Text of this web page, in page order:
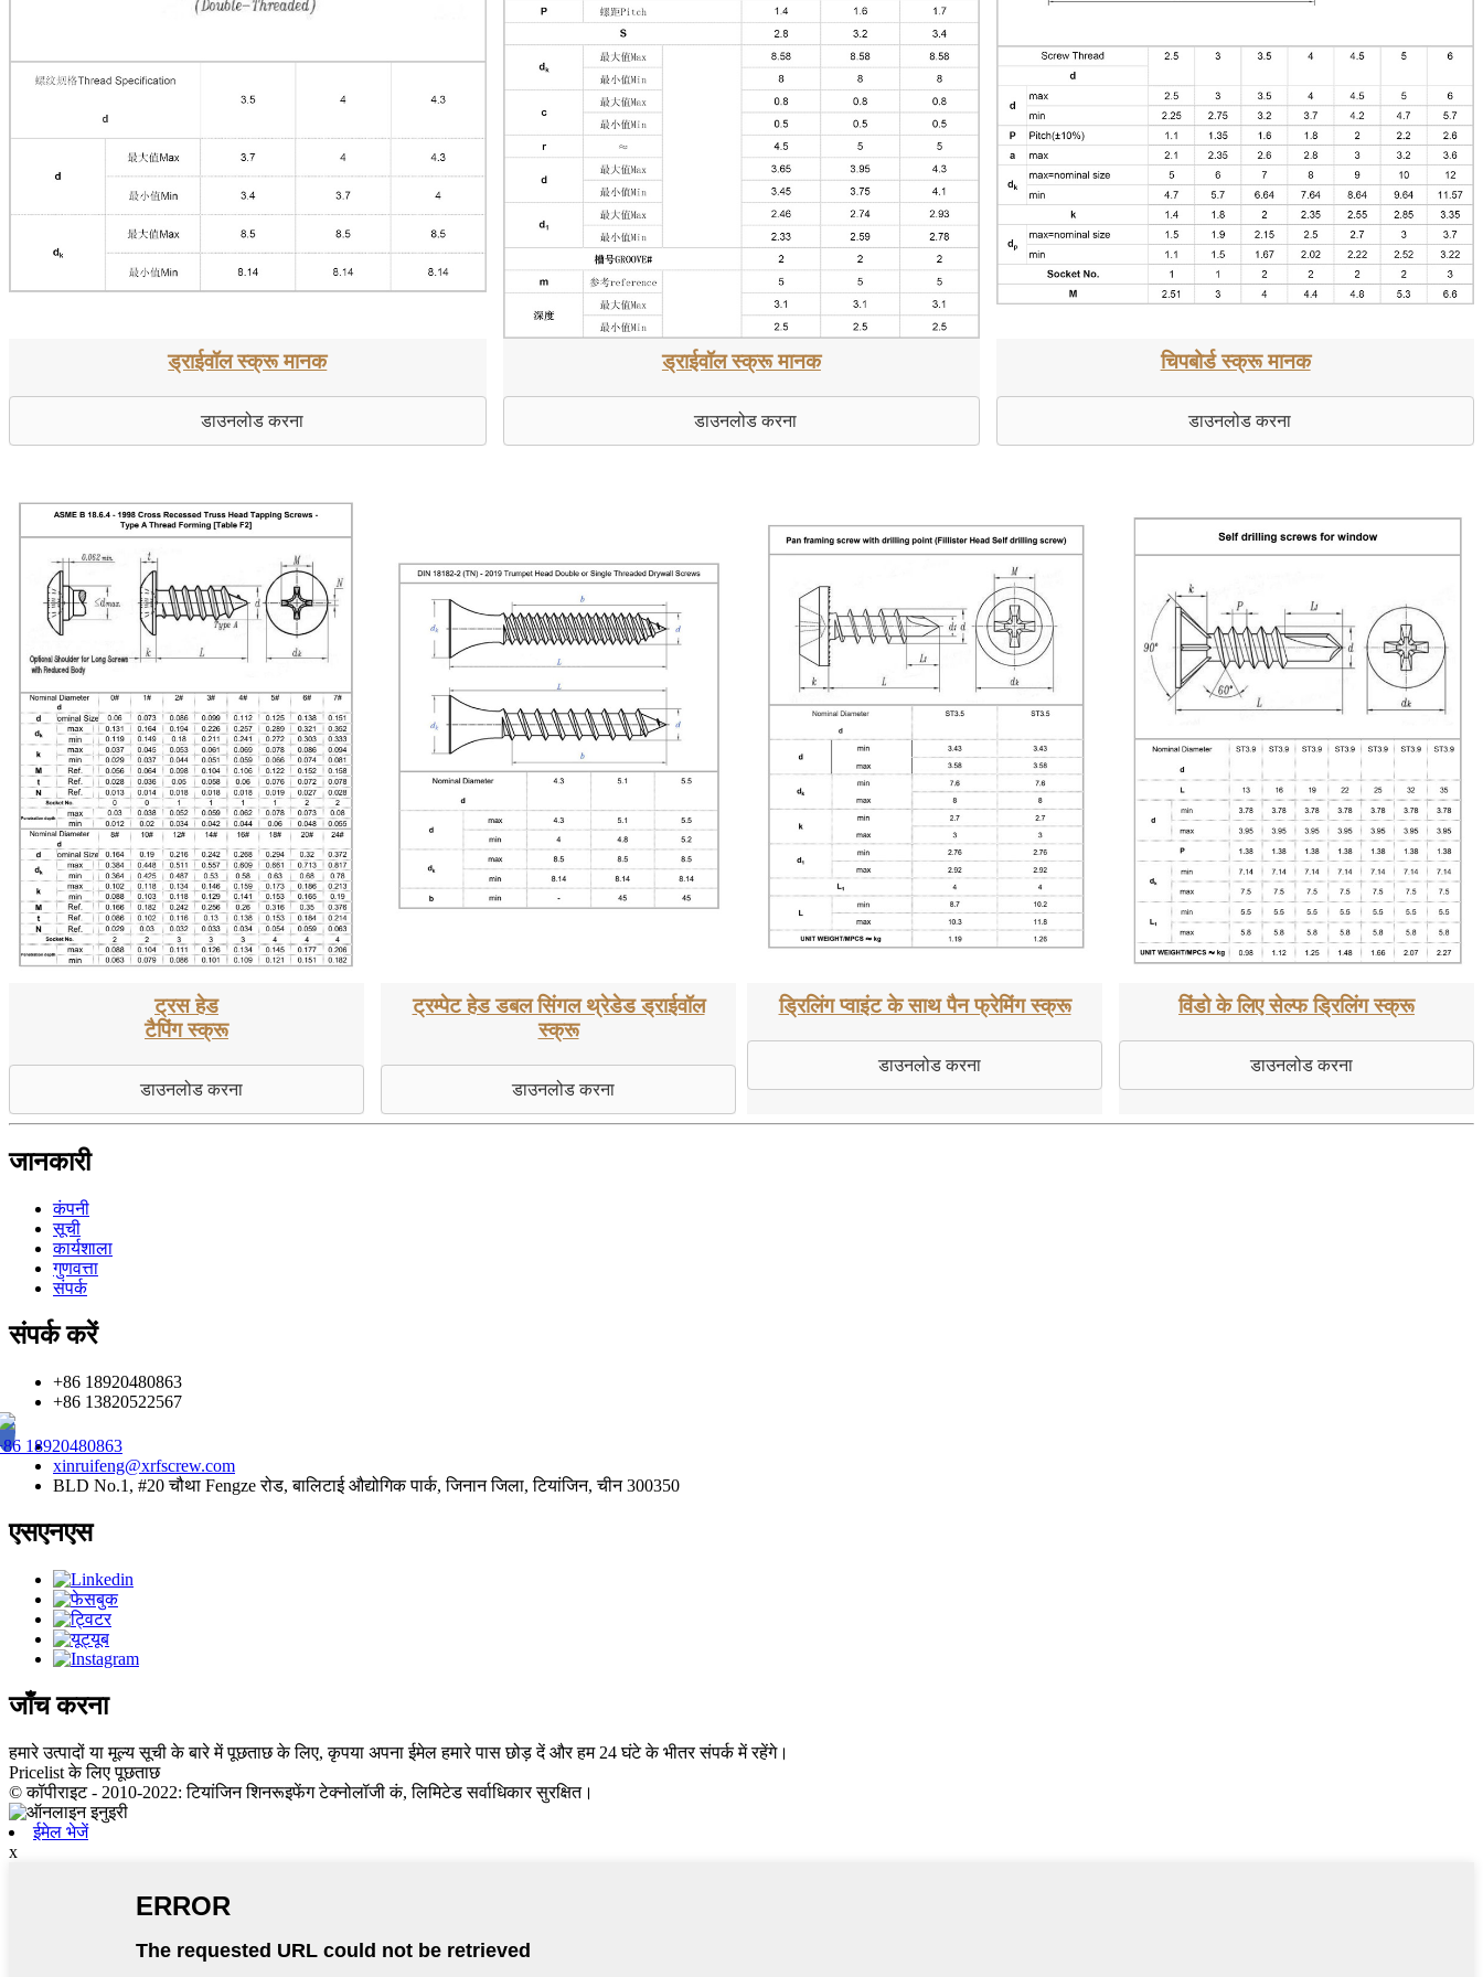
ड्राईवॉल स्क्रू मानक
डाउनलोड करना
ड्राईवॉल स्क्रू मानक
डाउनलोड करना
चिपबोर्ड स्क्रू मानक
डाउनलोड करना
ट्रस हेड
टैपिंग स्क्रू
डाउनलोड करना
ट्रम्पेट हेड डबल सिंगल थ्रेडेड ड्राईवॉल
स्क्रू
डाउनलोड करना
ड्रिलिंग प्वाइंट के साथ पैन फ्रेमिंग स्क्रू
डाउनलोड करना
विंडो के लिए सेल्फ ड्रिलिंग स्क्रू
डाउनलोड करना
जानकारी
कंपनी
सूची
कार्यशाला
गुणवत्ता
संपर्क
संपर्क करें
+86 18920480863
+86 13820522567
18920480863
xinruifeng@xrfscrew.com
BLD No.1, #20 चौथा Fengze रोड, बालिटाई औद्योगिक पार्क, जिनान जिला, टियांजिन, चीन 300350
एसएनएस
जाँच करना
हमारे उत्पादों या मूल्य सूची के बारे में पूछताछ के लिए, कृपया अपना ईमेल हमारे पास छोड़ दें और हम 24 घंटे के भीतर संपर्क में रहेंगे।
Pricelist के लिए पूछताछ
© कॉपीराइट - 2010-2022: टियांजिन शिनरूइफेंग टेक्नोलॉजी कं, लिमिटेड सर्वाधिकार सुरक्षित।
ईमेल भेजें
x